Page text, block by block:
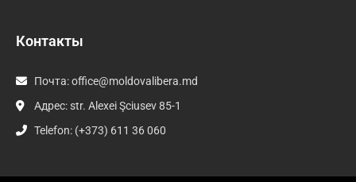
Контакты
Почта:office@moldovalibera.md
Адрес: str. Alexei Şciusev 85-1
Telefon: (+373) 611 36 060